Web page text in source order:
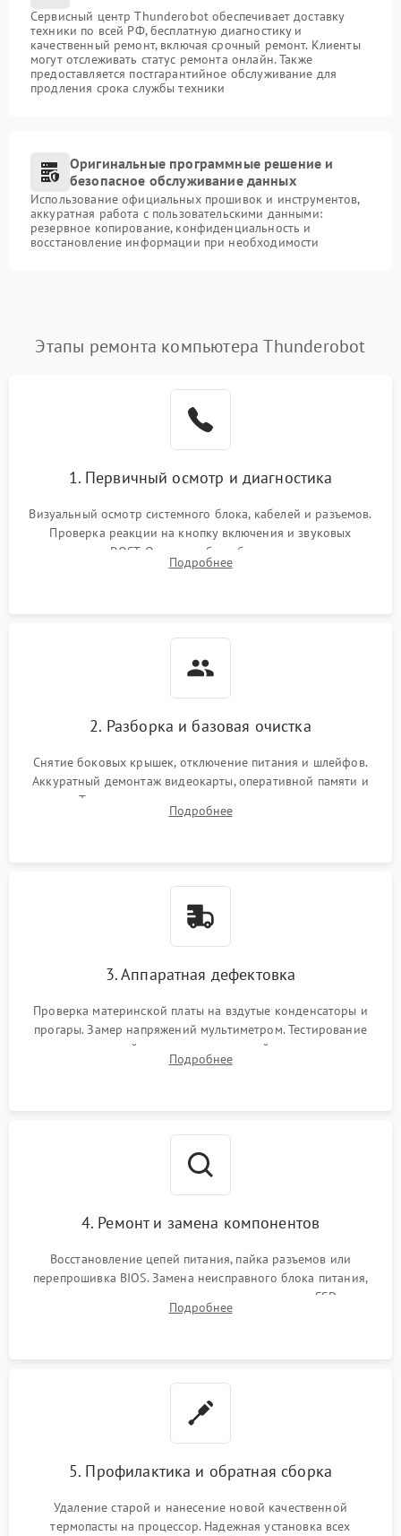
Сервисный центр Thunderobot обеспечивает доставку
техники по всей РФ, бесплатную диагностику и
качественный ремонт, включая срочный ремонт. Клиенты
могут отслеживать статус ремонта онлайн. Также
предоставляется постгарантийное обслуживание для
продления срока службы техники
Оригинальные программные решение и
безопасное обслуживание данных
Использование официальных прошивок и инструментов,
аккуратная работа с пользовательскими данными:
резервное копирование, конфиденциальность и
восстановление информации при необходимости
Этапы ремонта компьютера Thunderobot
1. Первичный осмотр и диагностика
Визуальный осмотр системного блока, кабелей и разъемов.
Проверка реакции на кнопку включения и звуковых
сигналов POST. Оценка работы блока питания для
локализации базовых неисправностей без полного разбора.
Подробнее
2. Разборка и базовая очистка
Снятие боковых крышек, отключение питания и шлейфов.
Аккуратный демонтаж видеокарты, оперативной памяти и
кулеров. Тщательная очистка корпуса и радиаторов от пыли
с помощью сжатого воздуха для предотвращения
Подробнее
3. Аппаратная дефектовка
Проверка материнской платы на вздутые конденсаторы и
прогары. Замер напряжений мультиметром. Тестирование
оперативной памяти и накопителей с помощью
диагностического ПО для выявления сбойных секторов и
Подробнее
4. Ремонт и замена компонентов
Восстановление цепей питания, пайка разъемов или
перепрошивка BIOS. Замена неисправного блока питания,
видеокарты, процессора или установка нового SSD для
восстановления и повышения скорости работы системы.
Подробнее
5. Профилактика и обратная сборка
Удаление старой и нанесение новой качественной
термопасты на процессор. Надежная установка всех